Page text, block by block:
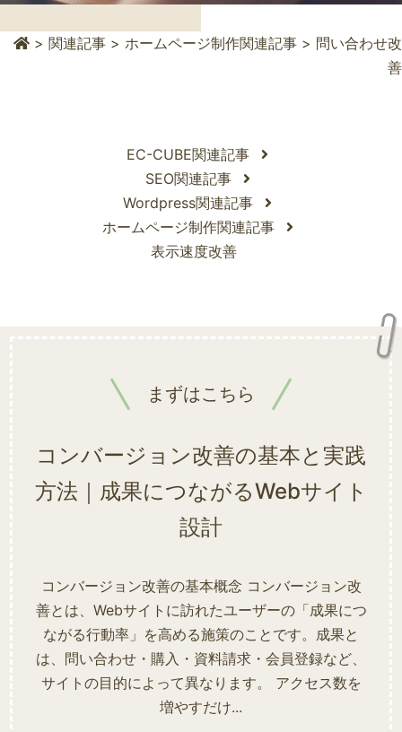
> 関連記事 > ホームページ制作関連記事 > 問い合わせ改
善
EC-CUBE関連記事
SEO関連記事
Wordpress関連記事
ホームページ制作関連記事
表示速度改善
まずはこちら
コンバージョン改善の基本と実践
方法｜成果につながるWebサイト
設計
コンバージョン改善の基本概念 コンバージョン改
善とは、Webサイトに訪れたユーザーの「成果につ
ながる行動率」を高める施策のことです。成果と
は、問い合わせ・購入・資料請求・会員登録など、
サイトの目的によって異なります。 アクセス数を
増やすだけ...